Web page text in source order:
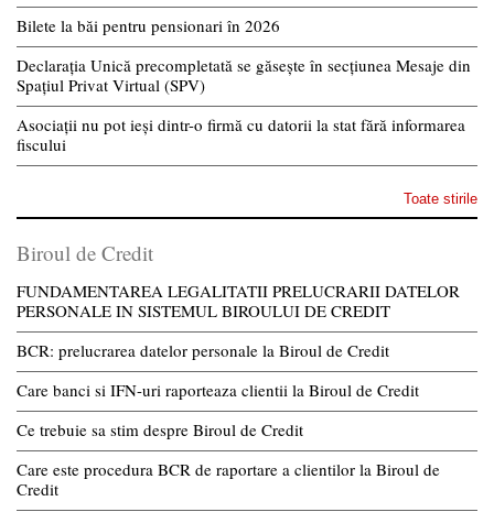
Bilete la băi pentru pensionari în 2026
Declarația Unică precompletată se găsește în secțiunea Mesaje din
Spațiul Privat Virtual (SPV)
Asociații nu pot ieși dintr-o firmă cu datorii la stat fără informarea
fiscului
Toate stirile
Biroul de Credit
FUNDAMENTAREA LEGALITATII PRELUCRARII DATELOR
PERSONALE IN SISTEMUL BIROULUI DE CREDIT
BCR: prelucrarea datelor personale la Biroul de Credit
Care banci si IFN-uri raporteaza clientii la Biroul de Credit
Ce trebuie sa stim despre Biroul de Credit
Care este procedura BCR de raportare a clientilor la Biroul de
Credit